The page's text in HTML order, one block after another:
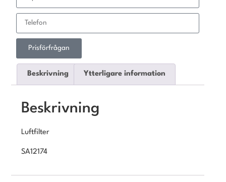
Prisförfrågan
Beskrivning Ytterligare information
Beskrivning
Luftfilter
SA12174